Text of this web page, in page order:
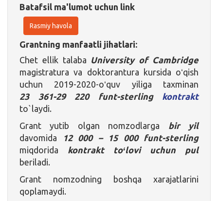
Batafsil ma'lumot uchun link
Rasmiy havola
Grantning manfaatli jihatlari:
Chet ellik talaba University of Cambridge
magistratura va doktorantura kursida oʻqish
uchun 2019-2020-oʻquv yiliga taxminan
23 361-29 220 funt-sterling
kontrakt
to`laydi.
Grant yutib olgan nomzodlarga
bir yil
davomida
12 000 – 15 000 funt-sterling
miqdorida kontrakt toʻlovi uchun pul
beriladi.
Grant nomzodning boshqa xarajatlarini
qoplamaydi.